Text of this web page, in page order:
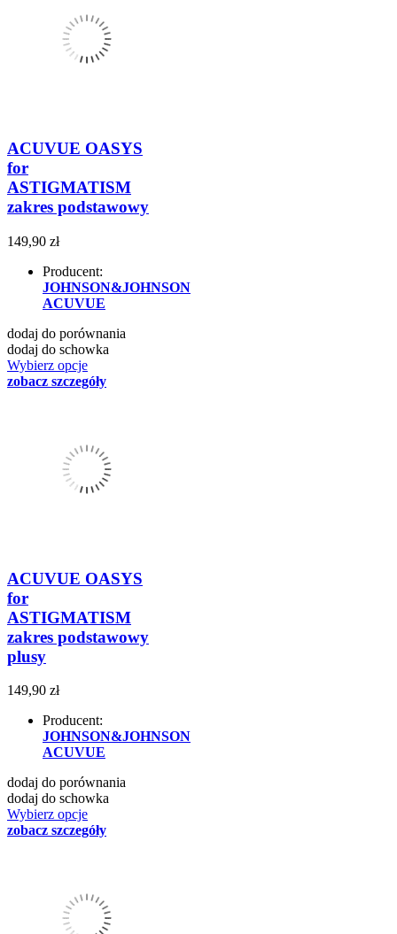
ACUVUE OASYS
for
ASTIGMATISM
zakres podstawowy
149,90 zł
Producent:
JOHNSON&JOHNSON
ACUVUE
dodaj do porównania
dodaj do schowka
Wybierz opcje
zobacz szczegóły
ACUVUE OASYS
for
ASTIGMATISM
zakres podstawowy
plusy
149,90 zł
Producent:
JOHNSON&JOHNSON
ACUVUE
dodaj do porównania
dodaj do schowka
Wybierz opcje
zobacz szczegóły